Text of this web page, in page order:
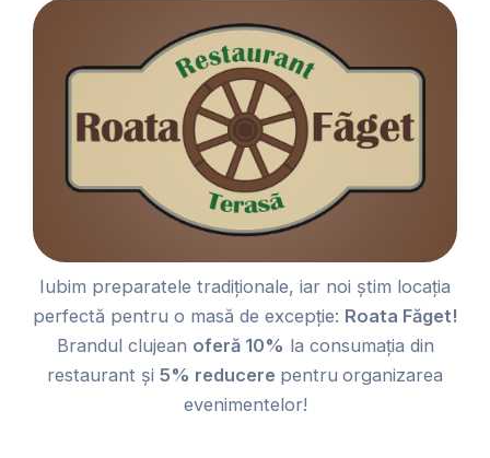
Iubim preparatele tradiționale, iar noi știm locația
perfectă pentru o masă de excepție: Roata Făget!
Brandul clujean oferă 10% la consumația din
restaurant și 5% reducere pentru organizarea
evenimentelor!